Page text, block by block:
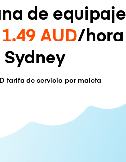
de equipaje
1.49 AUD/hora
Sydney
tarifa de servicio por maleta